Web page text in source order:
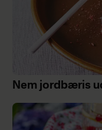
Nem jordbæris